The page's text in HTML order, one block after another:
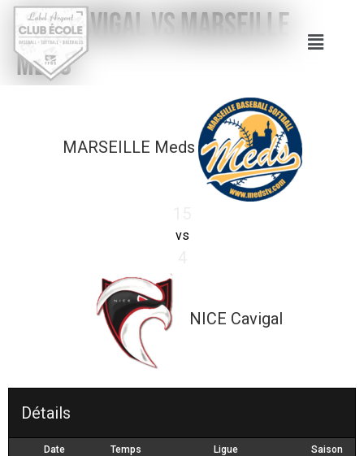
NICE Cavigal vs MARSEILLE
Meds
MARSEILLE Meds
vs
NICE Cavigal
Détails
Date Temps Ligue Saison